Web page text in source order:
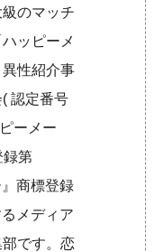
のマッチ
ッピーメ
性紹介事
認定番号
ーメー
録第
商標登録
メディア
部です。恋